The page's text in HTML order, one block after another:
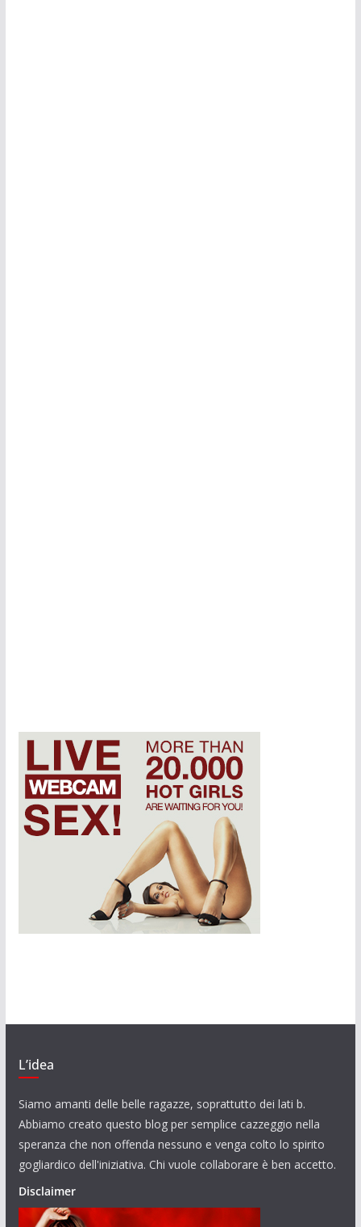
L’idea
Siamo amanti delle belle ragazze, soprattutto dei lati b.
Abbiamo creato questo blog per semplice cazzeggio nella
speranza che non offenda nessuno e venga colto lo spirito
gogliardico dell'iniziativa. Chi vuole collaborare è ben accetto.
Disclaimer